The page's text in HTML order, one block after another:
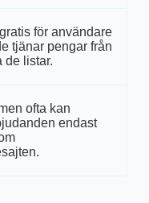
för användare
tjänar pengar från
de listar.
ofta kan
endast